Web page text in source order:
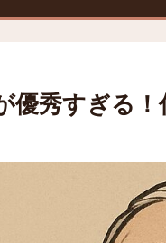
優秀すぎる